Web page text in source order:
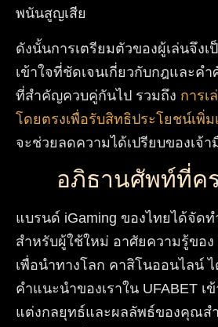
พนันสูญเสีย
ดังนั้นการเตรียมตัวของผู้เล่นจึงเ
เข้าใจที่ชัดเจนเกี่ยวกับกฎและค
ที่สำคัญควบคู่กันไป รวมถึง การเ
โดยตรงเพื่อรับสิทธิประโยชน์เพิ่
จะช่วยลดความได้เปรียบของเจ้
อภิธานศัพท์ที่ค
แบรนด์ iGaming ของไทยได้จัดท
สำหรับผู้ใช้ใหม่ อาศัยความรู้ของ
เพื่อนำทางโลก คาสิโนออนไลน์
คำแนะนำของเราใน UFABET เ
แต่งกลยุทธ์และผลลัพธ์ของคุณส